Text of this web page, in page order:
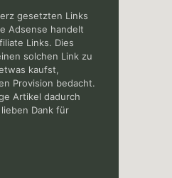
gesetzten Links
Adsense handelt
Links. Dies
solchen Link zu
kaufst,
Provision bedacht.
Artikel dadurch
lieben Dank für